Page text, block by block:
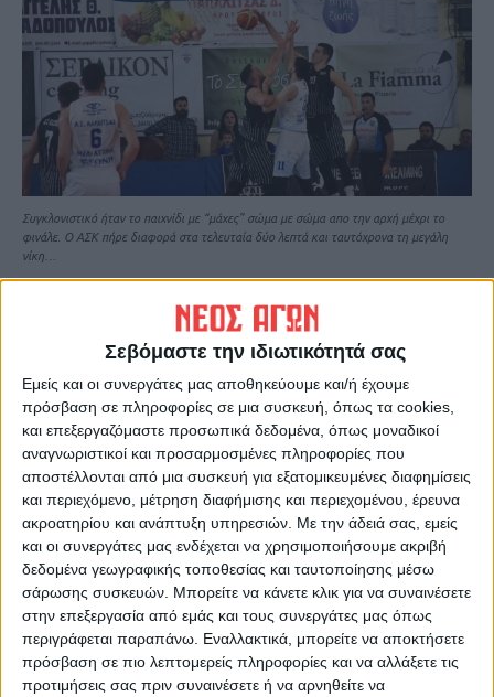
Σεβόμαστε την ιδιωτικότητά σας
Εμείς και οι συνεργάτες μας αποθηκεύουμε και/ή έχουμε
πρόσβαση σε πληροφορίες σε μια συσκευή, όπως τα cookies,
και επεξεργαζόμαστε προσωπικά δεδομένα, όπως μοναδικοί
αναγνωριστικοί και προσαρμοσμένες πληροφορίες που
αποστέλλονται από μια συσκευή για εξατομικευμένες διαφημίσεις
και περιεχόμενο, μέτρηση διαφήμισης και περιεχομένου, έρευνα
ακροατηρίου και ανάπτυξη υπηρεσιών. Με την άδειά σας, εμείς
και οι συνεργάτες μας ενδέχεται να χρησιμοποιήσουμε ακριβή
δεδομένα γεωγραφικής τοποθεσίας και ταυτοποίησης μέσω
σάρωσης συσκευών. Μπορείτε να κάνετε κλικ για να συναινέσετε
στην επεξεργασία από εμάς και τους συνεργάτες μας όπως
περιγράφεται παραπάνω. Εναλλακτικά, μπορείτε να αποκτήσετε
πρόσβαση σε πιο λεπτομερείς πληροφορίες και να αλλάξετε τις
προτιμήσεις σας πριν συναινέσετε ή να αρνηθείτε να
Συγκλονιστικό ήταν το παιχνίδι με “μάχες” σώμα με σώμα απο την αρχή μέχρι το
φινάλε. Ο ΑΣΚ πήρε διαφορά στα τελευταία δύο λεπτά και ταυτόχρονα τη μεγάλη
νίκη…
ΑΣΚ (Τζήμας): Μόκφορντ 9 (2), Γράβας 11,
Παπαχρήστος 6, Μαυρογιάννης 9 (1),
Κακλαμάνος 10 (1), Καρράς 7, Ερμείδης,
Καλλές 1, Σαριμπαλίδης 6 (2), Μαγκουνής
12.
ΚΑΣΤΟΡΙΑ (Καραγιάννης): Αμπαράς 2,
Πετρόπουλος 2, Μελισσαράτος 10 (1),
Χονδρογιάννης 8 (2), Βλάχος, Απιδόπουλος
4, Χρυσόπουλος 5 (1), Ράπτης 7 (1),
Βαβάτσικος 11 (3), Καραμανώλης,
Τζακόπουλος 3 (1), Σταμένκοβιτς 9 (1).
Η Βαθμολογία (Σε 26 αγώνες)